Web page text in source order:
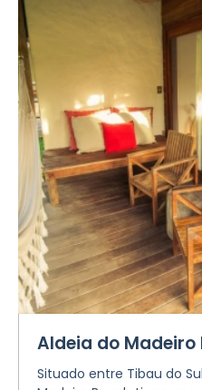
Aldeia do Madeiro
Situado entre Tibau do